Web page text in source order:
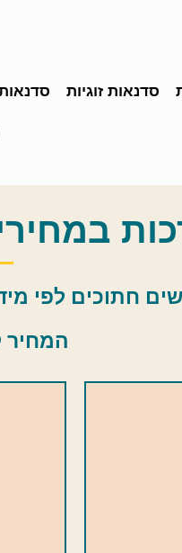
סדנאות זוגיות
חתוכים לפי
המחיר